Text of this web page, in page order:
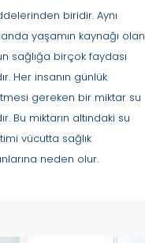
biridir. Aynı
yaşamın kaynağı olan
sağlığa birçok faydası
Her insanın günlük
gereken bir miktar su
Bu miktarın altındaki su
vücutta sağlık
neden olur.